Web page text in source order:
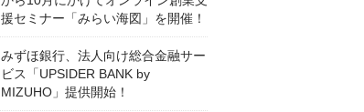
援セミナー「みらい海図」を開催！
みずほ銀行、法人向け総合金融サー
ビス「UPSIDER BANK by
MIZUHO」提供開始！